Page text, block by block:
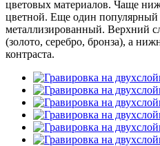
цветовых материалов. Чаще
цветной. Еще один популярный
металлизированный. Верхний
(золото, серебро, бронза), а
контраста.